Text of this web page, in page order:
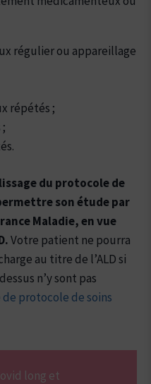
régulier ou appareillage
répétés ;
du protocole de
son étude par
Maladie, en vue
Votre patient ne pourra
au titre de l’ALD si
n’y sont pas
protocole de soins
long et